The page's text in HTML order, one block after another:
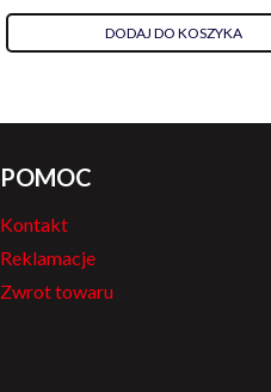
DODAJ DO KOSZYKA
POMOC
Kontakt
Reklamacje
Zwrot towaru